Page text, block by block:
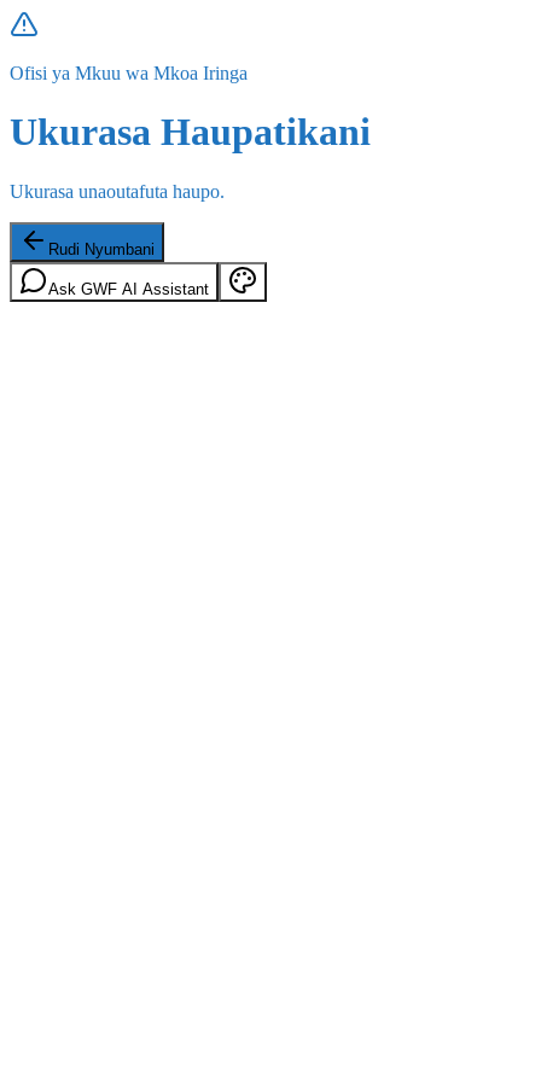
Ofisi ya Mkuu wa Mkoa Iringa
Ukurasa Haupatikani
Ukurasa unaoutafuta haupo.
Rudi Nyumbani
Ask GWF AI Assistant